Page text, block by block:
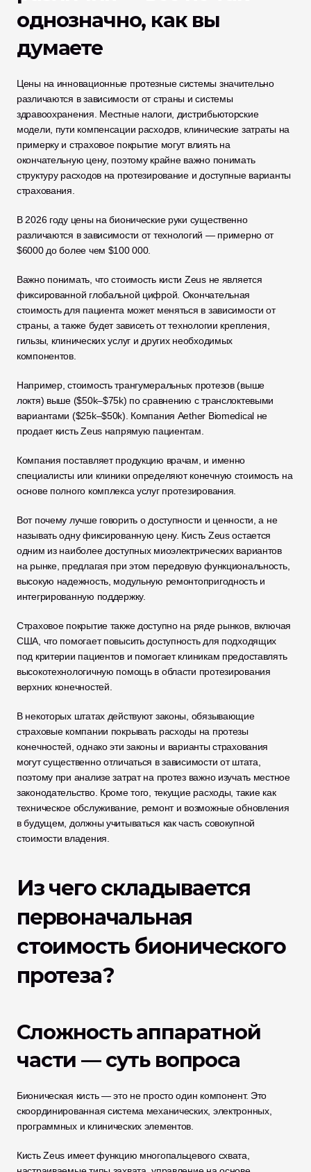
однозначно, как вы
думаете
Цены на инновационные протезные системы значительно
различаются в зависимости от страны и системы
здравоохранения. Местные налоги, дистрибьюторские
модели, пути компенсации расходов, клинические затраты на
примерку и страховое покрытие могут влиять на
окончательную цену, поэтому крайне важно понимать
структуру расходов на протезирование и доступные варианты
страхования.
В 2026 году цены на бионические руки существенно
различаются в зависимости от технологий — примерно от
$6000 до более чем $100 000.
Важно понимать, что стоимость кисти Zeus не является
фиксированной глобальной цифрой. Окончательная
стоимость для пациента может меняться в зависимости от
страны, а также будет зависеть от технологии крепления,
гильзы, клинических услуг и других необходимых
компонентов.
Например, стоимость трангумеральных протезов (выше
локтя) выше ($50k–$75k) по сравнению с транслоктевыми
вариантами ($25k–$50k). Компания Aether Biomedical не
продает кисть Zeus напрямую пациентам.
Компания поставляет продукцию врачам, и именно
специалисты или клиники определяют конечную стоимость на
основе полного комплекса услуг протезирования.
Вот почему лучше говорить о доступности и ценности, а не
называть одну фиксированную цену. Кисть Zeus остается
одним из наиболее доступных миоэлектрических вариантов
на рынке, предлагая при этом передовую функциональность,
высокую надежность, модульную ремонтопригодность и
интегрированную поддержку.
Страховое покрытие также доступно на ряде рынков, включая
США, что помогает повысить доступность для подходящих
под критерии пациентов и помогает клиникам предоставлять
высокотехнологичную помощь в области протезирования
верхних конечностей.
В некоторых штатах действуют законы, обязывающие
страховые компании покрывать расходы на протезы
конечностей, однако эти законы и варианты страхования
могут существенно отличаться в зависимости от штата,
поэтому при анализе затрат на протез важно изучать местное
законодательство. Кроме того, текущие расходы, такие как
техническое обслуживание, ремонт и возможные обновления
в будущем, должны учитываться как часть совокупной
стоимости владения.
Из чего складывается
первоначальная
стоимость бионического
протеза?
Сложность аппаратной
части — суть вопроса
Бионическая кисть — это не просто один компонент. Это
скоординированная система механических, электронных,
программных и клинических элементов.
Кисть Zeus имеет функцию многопальцевого схвата,